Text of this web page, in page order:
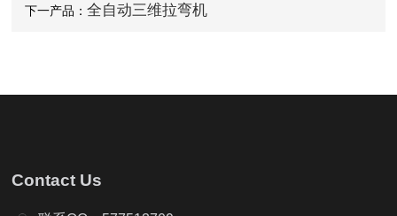
下一产品： 全自动三维拉弯机
Contact Us